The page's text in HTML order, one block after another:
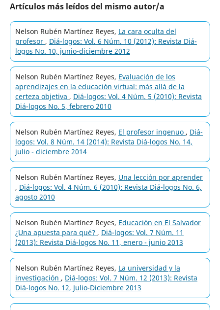
Artículos más leídos del mismo autor/a
Nelson Rubén Martínez Reyes, La cara oculta del
profesor , Diá-logos: Vol. 6 Núm. 10 (2012): Revista Diá-
logos No. 10, junio-diciembre 2012
Nelson Rubén Martínez Reyes, Evaluación de los
aprendizajes en la educación virtual: más allá de la
certeza objetiva , Diá-logos: Vol. 4 Núm. 5 (2010): Revista
Diá-logos No. 5, febrero 2010
Nelson Rubén Martínez Reyes, El profesor ingenuo , Diá-
logos: Vol. 8 Núm. 14 (2014): Revista Diá-logos No. 14,
julio - diciembre 2014
Nelson Rubén Martínez Reyes, Una lección por aprender
, Diá-logos: Vol. 4 Núm. 6 (2010): Revista Diá-logos No. 6,
agosto 2010
Nelson Rubén Martínez Reyes, Educación en El Salvador
¿Una apuesta para qué? , Diá-logos: Vol. 7 Núm. 11
(2013): Revista Diá-logos No. 11, enero - junio 2013
Nelson Rubén Martínez Reyes, La universidad y la
investigación , Diá-logos: Vol. 7 Núm. 12 (2013): Revista
Diá-logos No. 12, Julio-Diciembre 2013